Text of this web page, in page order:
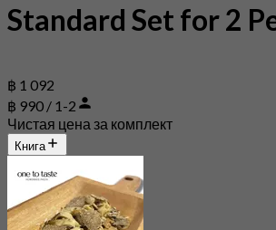
Standard Set for 2
฿ 1 092
฿ 990 / 1-2
Чистая цена за комплект
Книга